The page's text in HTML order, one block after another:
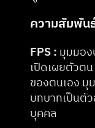
ความสัมพัน
FPS : มุมมอ
เปิดเผยตัวต
ของตนเอง มุ
บทบาทเป็นตั
บุคคล​